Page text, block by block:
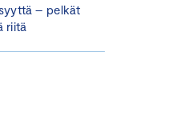
– pelkät
riitä